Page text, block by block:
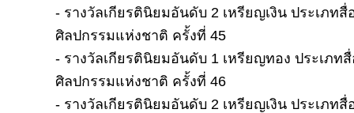
- รางวัลเกียรตินิยมอันดับ 2 เหรียญเงิน ประเภท
ศิลปกรรมแห่งชาติ ครั้งที่ 45
- รางวัลเกียรตินิยมอันดับ 1 เหรียญทอง ประเภท
ศิลปกรรมแห่งชาติ ครั้งที่ 46
- รางวัลเกียรตินิยมอันดับ 2 เหรียญเงิน ประเภท